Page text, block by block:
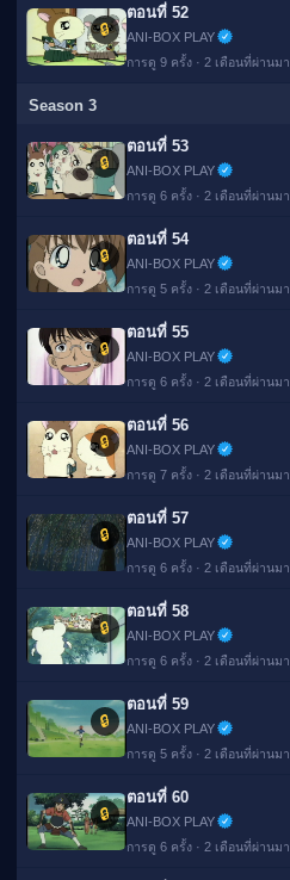
🔒
ตอนที่ 52
ANI-BOX PLAY
การดู 9 ครั้ง · 2 เดือนที่ผ่านมา
Season 3
🔒
ตอนที่ 53
ANI-BOX PLAY
การดู 6 ครั้ง · 2 เดือนที่ผ่านมา
🔒
ตอนที่ 54
ANI-BOX PLAY
การดู 5 ครั้ง · 2 เดือนที่ผ่านมา
🔒
ตอนที่ 55
ANI-BOX PLAY
การดู 6 ครั้ง · 2 เดือนที่ผ่านมา
🔒
ตอนที่ 56
ANI-BOX PLAY
การดู 7 ครั้ง · 2 เดือนที่ผ่านมา
🔒
ตอนที่ 57
ANI-BOX PLAY
การดู 6 ครั้ง · 2 เดือนที่ผ่านมา
🔒
ตอนที่ 58
ANI-BOX PLAY
การดู 6 ครั้ง · 2 เดือนที่ผ่านมา
🔒
ตอนที่ 59
ANI-BOX PLAY
การดู 5 ครั้ง · 2 เดือนที่ผ่านมา
🔒
ตอนที่ 60
ANI-BOX PLAY
การดู 6 ครั้ง · 2 เดือนที่ผ่านมา